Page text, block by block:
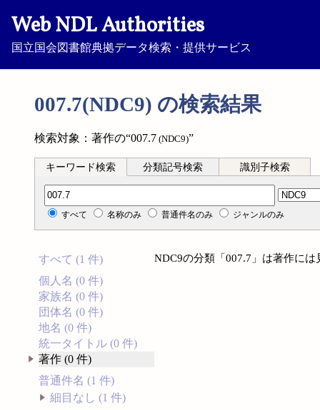
Web NDL Authorities
国立国会図書館典拠データ検索・提供サービス
007.7(NDC9) の検索結果
検索対象：著作の“007.7 (NDC9)”
キーワード検索 分類記号検索 識別子検索
分類記号検索
すべて 名称のみ 普通件名のみ ジャンルのみ
すべて (1 件)
個人名 (0 件)
家族名 (0 件)
団体名 (0 件)
地名 (0 件)
統一タイトル (0 件)
著作 (0 件)
普通件名 (1 件)
細目なし (1 件)
NDC9の分類「007.7」は著作に